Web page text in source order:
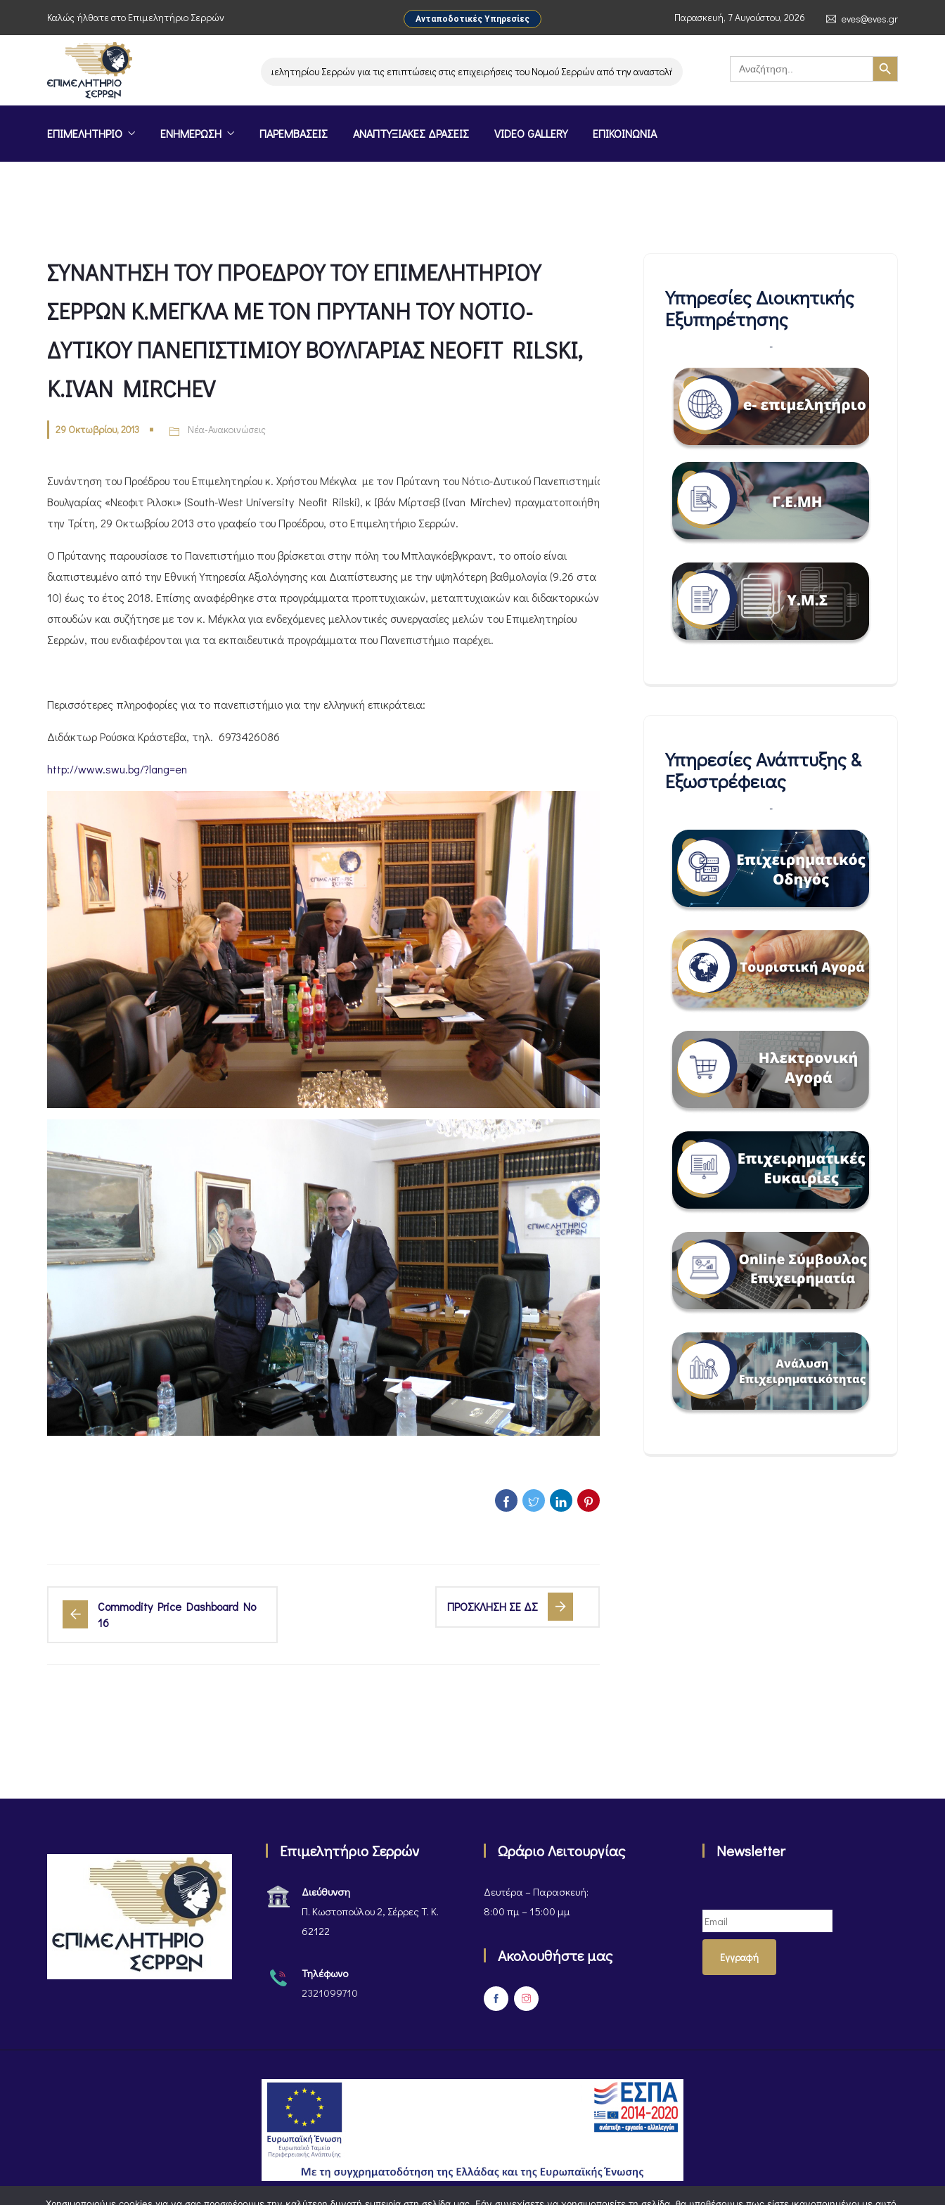
Καλώς ήλθατε στο Επιμελητήριο Σερρών Ανταποδοτικές Υπηρεσίες Παρασκευή, 7 Αυγούστου, 2026 eves@eves.gr
Παρέμβαση του Επιμελητηρίου Σερρών για τις επιπτώσεις στις επιχειρήσεις του Νομού Σερρών από την αναστολή λειτουργίας της αλυσίδας σούπερ μάρκετ MERE στην Ελλάδα –
Search
for:
Search Button
ΕΠΙΜΕΛΗΤΗΡΙΟ ΕΝΗΜΕΡΩΣΗ ΠΑΡΕΜΒΑΣΕΙΣ ΑΝΑΠΤΥΞΙΑΚΕΣ ΔΡΑΣΕΙΣ VIDEO GALLERY ΕΠΙΚΟΙΝΩΝΙΑ
ΣΥΝΑΝΤΗΣΗ ΤΟΥ ΠΡΟΕΔΡΟΥ ΤΟΥ ΕΠΙΜΕΛΗΤΗΡΙΟΥ
ΣΕΡΡΩΝ Κ.ΜΕΓΚΛΑ ΜΕ ΤΟΝ ΠΡΥΤΑΝΗ ΤΟΥ ΝΟΤΙΟ-
ΔΥΤΙΚΟΥ ΠΑΝΕΠΙΣΤΙΜΙΟΥ ΒΟΥΛΓΑΡΙΑΣ NEOFIT RILSKI,
Κ.IVAN MIRCHEV
29 Οκτωβρίου, 2013 Νέα-Ανακοινώσεις
Συνάντηση του Προέδρου του Επιμελητηρίου κ. Χρήστου Μέκγλα με τον Πρύτανη του Νότιο-Δυτικού Πανεπιστημίου
Βουλγαρίας «Νεοφιτ Ριλσκι» (South-West University Neofit Rilski), κ Ιβάν Μίρτσεβ (Ivan Mirchev) πραγματοποιήθηκε
την Τρίτη, 29 Οκτωβρίου 2013 στο γραφείο του Προέδρου, στο Επιμελητήριο Σερρών.
Ο Πρύτανης παρουσίασε το Πανεπιστήμιο που βρίσκεται στην πόλη του Μπλαγκόεβγκραντ, το οποίο είναι
διαπιστευμένο από την Εθνική Υπηρεσία Αξιολόγησης και Διαπίστευσης με την υψηλότερη βαθμολογία (9.26 στα
10) έως το έτος 2018. Επίσης αναφέρθηκε στα προγράμματα προπτυχιακών, μεταπτυχιακών και διδακτορικών
σπουδών και συζήτησε με τον κ. Μέγκλα για ενδεχόμενες μελλοντικές συνεργασίες μελών του Επιμελητηρίου
Σερρών, που ενδιαφέρονται για τα εκπαιδευτικά προγράμματα που Πανεπιστήμιο παρέχει.
Περισσότερες πληροφορίες για το πανεπιστήμιο για την ελληνική επικράτεια:
Διδάκτωρ Ρούσκα Κράστεβα, τηλ. 6973426086
http://www.swu.bg/?lang=en
Commodity Price Dashboard No
16
ΠΡΟΣΚΛΗΣΗ ΣΕ ΔΣ
Υπηρεσίες Διοικητικής
Εξυπηρέτησης
-
Υπηρεσίες Ανάπτυξης &
Εξωστρέφειας
-
Επιμελητήριο Σερρών
Διεύθυνση
Π. Κωστοπούλου 2, Σέρρες Τ. Κ.
62122
Τηλέφωνο
2321099710
Ωράριο Λειτουργίας
Δευτέρα – Παρασκευή:
8:00 πμ – 15:00 μμ
Ακολουθήστε μας
Newsletter
Εγγραφή